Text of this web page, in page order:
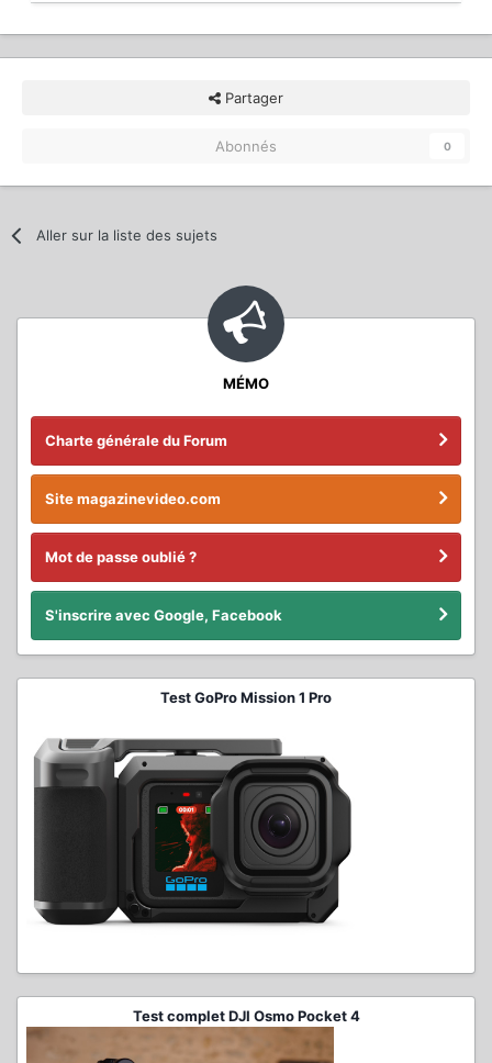
Partager
Abonnés 0
Aller sur la liste des sujets
MÉMO
Charte générale du Forum
Site magazinevideo.com
Mot de passe oublié ?
S'inscrire avec Google, Facebook
Test GoPro Mission 1 Pro
Test complet DJI Osmo Pocket 4